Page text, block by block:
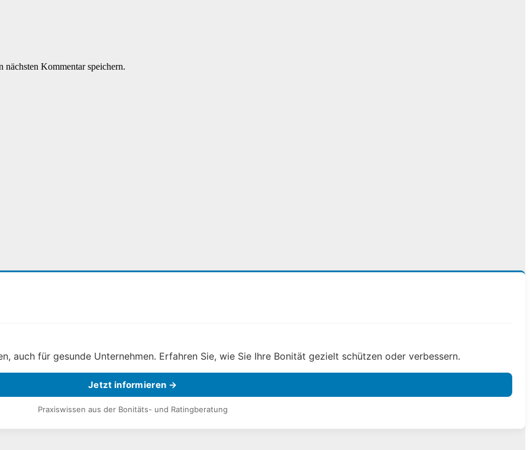
Kommentar speichern.
auch für gesunde Unternehmen. Erfahren Sie, wie Sie Ihre Bonität gezielt schützen oder verbessern.
Jetzt informieren →
Praxiswissen aus der Bonitäts- und Ratingberatung